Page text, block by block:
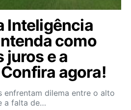
Inteligência
como
juros e a
agora!
enfrentam dilema entre o alto
a falta de…